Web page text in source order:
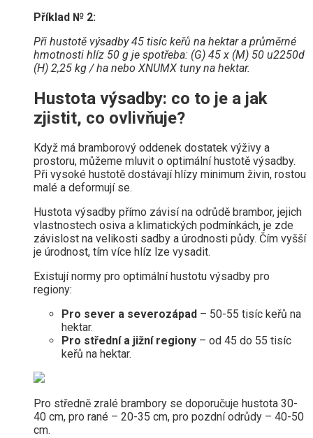
Příklad № 2:
Při hustotě výsadby 45 tisíc keřů na hektar a průměrné
hmotnosti hlíz 50 g je spotřeba: (G) 45 x (M) 50 u2250d
(H) 2,25 kg / ha nebo XNUMX tuny na hektar.
Hustota výsadby: co to je a jak
zjistit, co ovlivňuje?
Když má bramborový oddenek dostatek výživy a
prostoru, můžeme mluvit o optimální hustotě výsadby.
Při vysoké hustotě dostávají hlízy minimum živin, rostou
malé a deformují se.
Hustota výsadby přímo závisí na odrůdě brambor, jejich
vlastnostech osiva a klimatických podmínkách, je zde
závislost na velikosti sadby a úrodnosti půdy. Čím vyšší
je úrodnost, tím více hlíz lze vysadit.
Existují normy pro optimální hustotu výsadby pro
regiony:
Pro sever a severozápad – 50-55 tisíc keřů na
hektar.
Pro střední a jižní regiony – od 45 do 55 tisíc
keřů na hektar.
Pro středně zralé brambory se doporučuje hustota 30-
40 cm, pro rané – 20-35 cm, pro pozdní odrůdy – 40-50
cm.